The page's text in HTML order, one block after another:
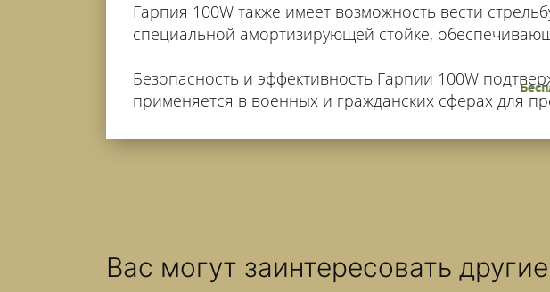
Гарпия 100W также имеет возможность вести
специальной амортизирующей стойке,
Безопасность и эффективность Гарпии 100W
применяется в военных и гражданских сферах для
Вас могут заинтересовать